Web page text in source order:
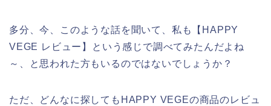
多分、今、このような話を聞いて、私も【HAPPY
VEGE レビュー】という感じで調べてみたんだよね
～、と思われた方もいるのではないでしょうか？
ただ、どんなに探してもHAPPY VEGEの商品のレビュ